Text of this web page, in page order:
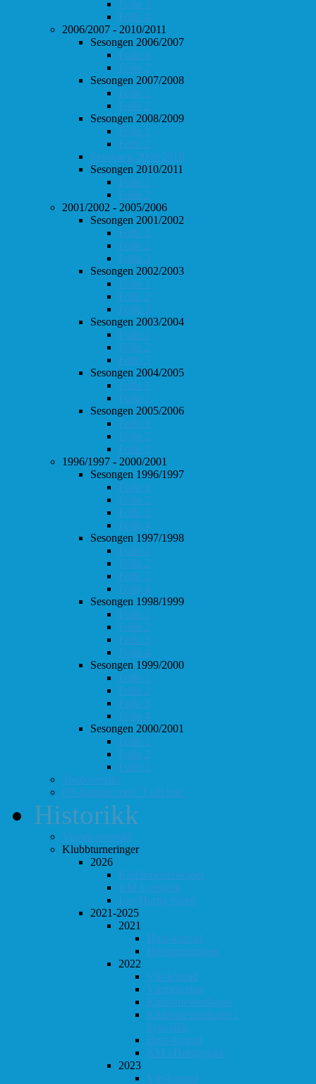
Follo 3
Follo 4
2006/2007 - 2010/2011
Sesongen 2006/2007
Follo 1
Follo 2
Sesongen 2007/2008
Follo 1
Follo 2
Sesongen 2008/2009
Follo 1
Follo 2
Sesongen 2009/2010
Sesongen 2010/2011
Follo 1
Follo 2
2001/2002 - 2005/2006
Sesongen 2001/2002
Follo 1
Follo 2
Follo 3
Sesongen 2002/2003
Follo 1
Follo 2
Follo 3
Sesongen 2003/2004
Follo 1
Follo 2
Follo 3
Sesongen 2004/2005
Follo 1
Follo 2
Sesongen 2005/2006
Follo 1
Follo 2
Follo 3
1996/1997 - 2000/2001
Sesongen 1996/1997
Follo 1
Follo 2
Follo 3
Follo 4
Sesongen 1997/1998
Follo 1
Follo 2
Follo 3
Follo 4
Sesongen 1998/1999
Follo 1
Follo 2
Follo 3
Follo 4
Sesongen 1999/2000
Follo 1
Follo 2
Follo 3
Follo 4
Sesongen 2000/2001
Follo 1
Follo 2
Follo 3
Totaloversikt
ØS-kamper med "Fullt hus"
Historikk
Vinner-oversikt
Klubbturneringer
2026
Klubbmesterskapet
KM Lynsjakk
Lyn/Hurtig våren
2021-2025
2021
Høst-konrad
Høstturneringen
2022
Vår-konrad
Vårturnering
Klubbmesterskapet
Klubbmesterskapet i
Lynsjakk
Høst-konrad
KM i Hurtigsjakk
2023
Vår-konrad